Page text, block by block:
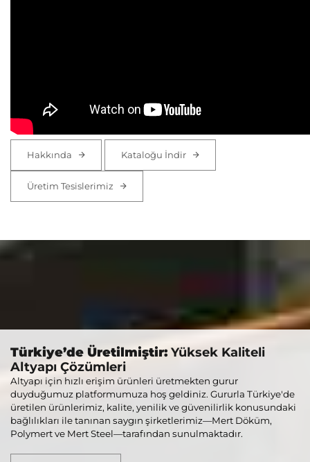
Hakkında Kataloğu İndir
Üretim Tesislerimiz
Türkiye’de Üretilmiştir: Yüksek Kaliteli
Altyapı Çözümleri
Altyapı için hızlı erişim ürünleri üretmekten gurur
duyduğumuz platformumuza hoş geldiniz. Gururla Türkiye'de
üretilen ürünlerimiz, kalite, yenilik ve güvenilirlik konusundaki
bağlılıkları ile tanınan saygın şirketlerimiz—Mert Döküm,
Polymert ve Mert Steel—tarafından sunulmaktadır.